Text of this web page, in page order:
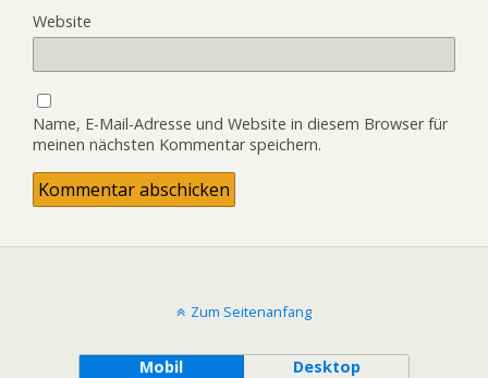
Website
Name, E-Mail-Adresse und Website in diesem Browser für
meinen nächsten Kommentar speichern.
Zum Seitenanfang
Mobil Desktop